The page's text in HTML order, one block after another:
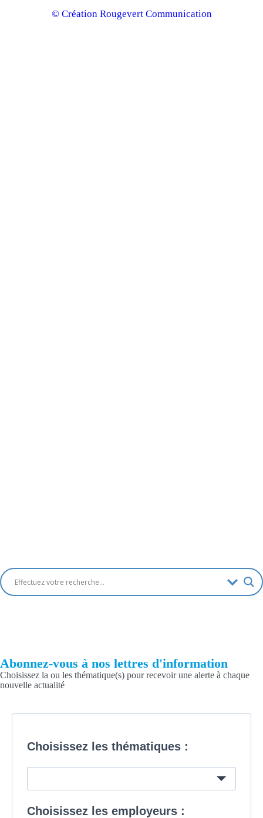
© Création Rougevert Communication
Abonnez-vous à nos lettres d'information
Choisissez la ou les thématique(s) pour recevoir une alerte à chaque
nouvelle actualité